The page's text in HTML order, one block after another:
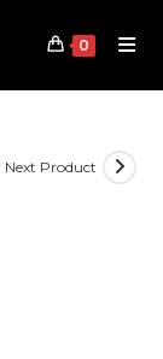
0
Next Product